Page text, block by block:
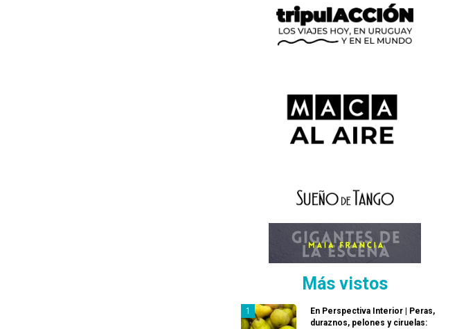
Más vistos
En Perspectiva Interior | Peras,
duraznos, pelones y ciruelas: